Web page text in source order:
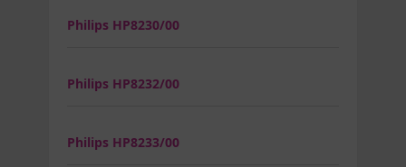
Philips HP8230/00
Philips HP8232/00
Philips HP8233/00